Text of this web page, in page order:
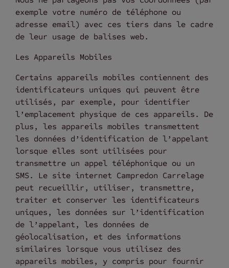
exemple votre numéro de téléphone ou
adresse email) avec ces tiers dans le cadre
de leur usage de balises web.
Les Appareils Mobiles
Certains appareils mobiles contiennent des
identificateurs uniques qui peuvent être
utilisés, par exemple, pour identifier
l’emplacement physique de ces appareils. De
plus, les appareils mobiles transmettent
les données d’identification de l’appelant
lorsque elles sont utilisées pour
transmettre un appel téléphonique ou un
SMS. Le site internet Campredon Carrelage
peut recueillir, utiliser, transmettre,
traiter et conserver les identificateurs
uniques, les données sur l’identification
de l’appelant, les données de
géolocalisation, et des informations
similaires lorsque vous utilisez des
appareils mobiles, y compris pour fournir